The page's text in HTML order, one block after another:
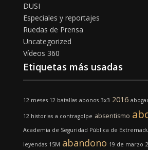
DUSI
Especiales y reportajes
Ruedas de Prensa
Uncategorized
Vídeos 360
Etiquetas más usadas
12 meses 12 batallas abonos 3x3 2016
12 historias a contragolpe absentismo
Academia de Seguridad Pública de
leyendas 15M abandono 19 de marzo